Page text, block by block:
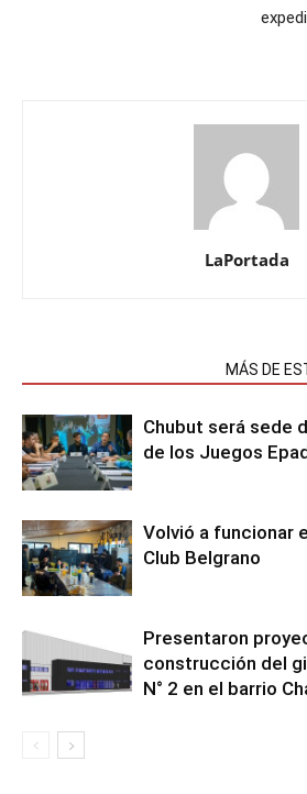
LaPortada
MÁS DE
Chubut será sede
de los Juegos
Volvió a funcionar
Club Belgrano
Presentaron
construcción del
N° 2 en el barrio